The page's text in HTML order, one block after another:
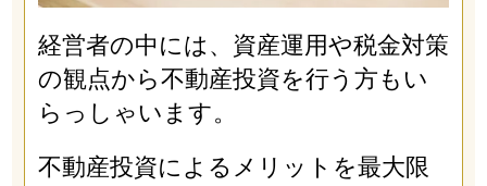
経営者の中には、資産運用や税金対策
の観点から不動産投資を行う方もい
らっしゃいます。
不動産投資によるメリットを最大限